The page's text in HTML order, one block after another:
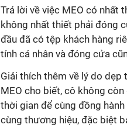
Trả lời về việc MEO có nhất
không nhất thiết phải đóng
đầu đã có tệp khách hàng
tính cá nhân và đóng cửa
Giải thích thêm về lý do dẹp
MEO cho biết, cô không
thời gian để cùng đồng
cùng thương hiệu, đặc biệt